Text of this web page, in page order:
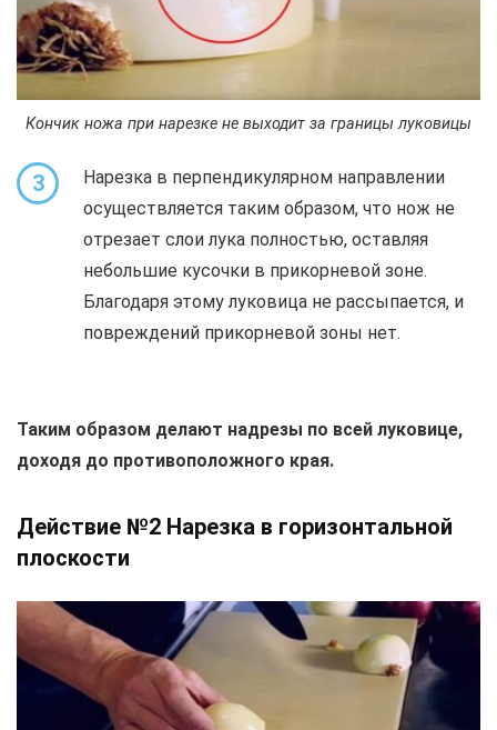
Кончик ножа при нарезке не выходит за границы луковицы
3
Нарезка в перпендикулярном направлении
осуществляется таким образом, что нож не
отрезает слои лука полностью, оставляя
небольшие кусочки в прикорневой зоне.
Благодаря этому луковица не рассыпается, и
повреждений прикорневой зоны нет.
Таким образом делают надрезы по всей луковице,
доходя до противоположного края.
Действие №2 Нарезка в горизонтальной
плоскости